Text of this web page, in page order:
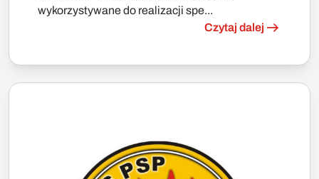
wykorzystywane do realizacji spe...
Czytaj dalej